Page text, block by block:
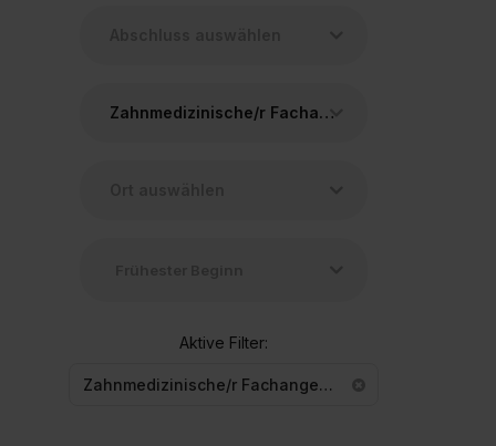
Zahnmedizinische/r Fachangestellte/r
Aktive Filter:
Zahnmedizinische/r Fachangestellte/r